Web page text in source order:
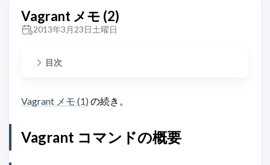
Vagrant メモ (2)
2013年3月23日土曜日
目次
Vagrant メモ (1) の続き。
Vagrant コマンドの概要